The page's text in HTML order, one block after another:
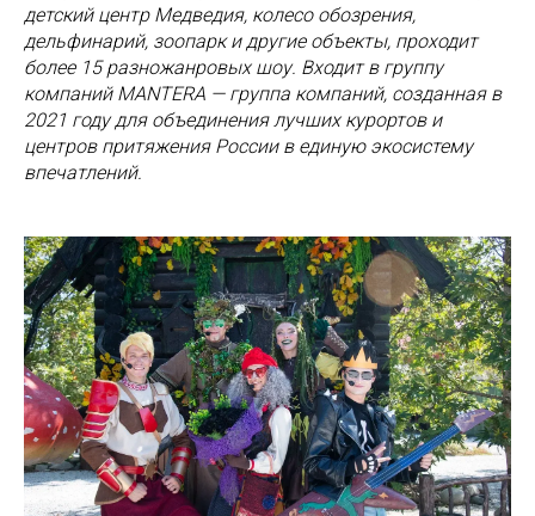
детский центр Медведия, колесо обозрения,
дельфинарий, зоопарк и другие объекты, проходит
более 15 разножанровых шоу. Входит в группу
компаний MANTERA — группа компаний, созданная в
2021 году для объединения лучших курортов и
центров притяжения России в единую экосистему
впечатлений.